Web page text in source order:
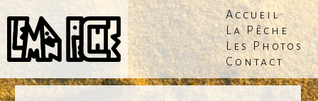
Accueil
La Pêche
Les Photos
Contact